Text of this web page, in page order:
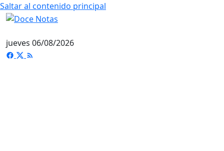
Saltar al contenido principal
jueves 06/08/2026